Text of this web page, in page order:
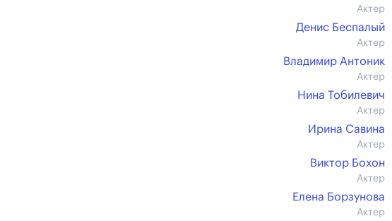
Актер
Денис Беспалый
Актер
Владимир Антоник
Актер
Нина Тобилевич
Актер
Ирина Савина
Актер
Виктор Бохон
Актер
Елена Борзунова
Актер